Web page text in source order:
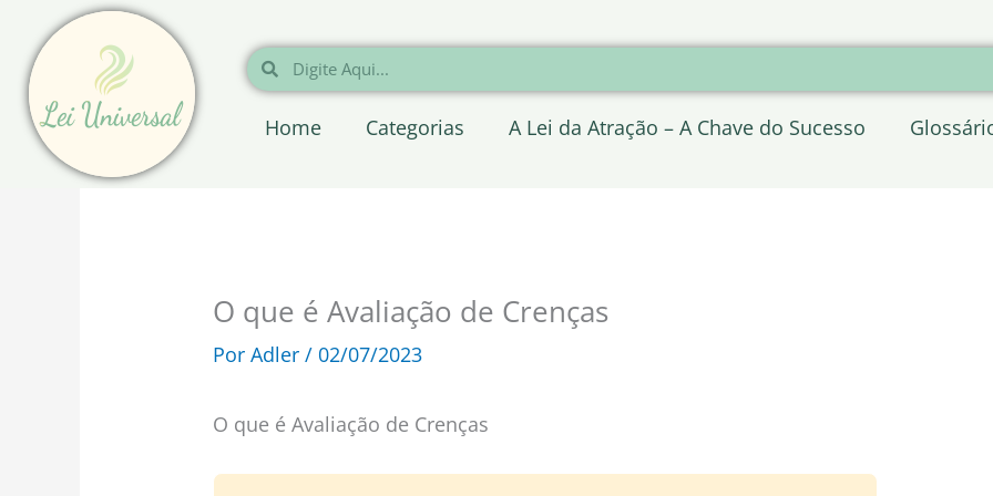
para
conteúdo
Pesquisar
Pesquisar
Home Categorias A Lei da Atração – A Chave do Sucesso
O que é Avaliação de Crenças
PorAdler/ 02/07/2023
O que é Avaliação de Crenças